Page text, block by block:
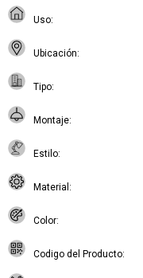
Uso
Ubicación
Tipo
Montaje
Estilo
Material
Color
Codigo del Producto